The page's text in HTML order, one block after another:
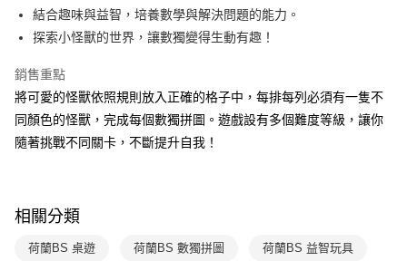
【大哥付你分期使用說明】
1.本服務由台灣大哥大提供，台灣大哥大用戶可立即使用無須另外申請。
2.付款方式選擇「大哥付你分期」，訂單成立後會自動跳轉到大哥付的交易
成交易。
3.實際核准額度、可分期數及費用金額請依後續交易確認頁面所載為準。
4.訂單成立30分鐘內，如未前往確認交易或遇審核未通過，訂單將自動取
消。如遇「轉專審核」未通過狀況，表示未達大哥付你分期系統評分，恕無
法說明評估內容。
帳／街口支付／iPASS MONEY」等通路繳費。
【注意事項】
AFTEE先享後付
相關說明
AFTEE先享後付是「在收到商品之後才付款」的支付方式。 讓您購物簡單
便利好安心！
１．簡單：不需註冊會員、不需綁卡、不需儲值。
２．便利：只要手機號碼，簡訊認證，即可結帳。
３．安心：先確認商品／服務後，再付款。
結帳頁面，進行簡訊認證並確認金額後，即可完成結帳。
２．訂單成立數日內，您將收到繳費通知簡訊。
３．收到繳費通知簡訊後14天內，點擊此簡訊中的連結，可透過四大超商／
ATM付款
運送方式
付款後全家取貨｜8/8-8/14運費優惠，結帳滿499即享免運。
付款後7-11取貨
結合趣味與益智，培養數學與解決問題的能力。
探索小怪獸的世界，讓數獨變得生動有趣！
銷售重點
將可愛的怪獸依照規則放入正確的格子中，每排每列必須有一隻不
同顏色的怪獸，完成每個數獨拼圖。遊戲設有多個難度等級，讓你
隨著挑戰不同關卡，不斷提升自我！
相關分類
荷蘭BS 桌遊 荷蘭BS 數獨拼圖 荷蘭BS 益智玩具